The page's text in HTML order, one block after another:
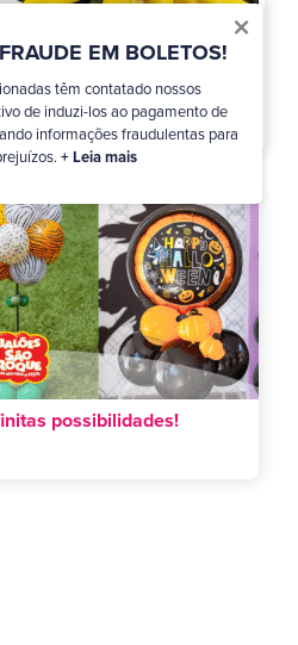
×
EM BOLETOS!
têm contatado nossos
de induzi-los ao pagamento de
informações fraudulentas para
+ Leia mais
balões Formatos Especiais!
possibilidades!